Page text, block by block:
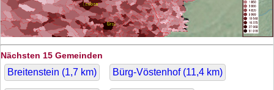
Nächsten 15 Gemeinden
Breitenstein (1,7 km) Bürg-Vöstenhof (11,4 km)